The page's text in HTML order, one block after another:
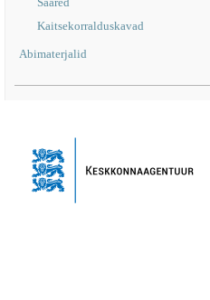
Kaitsekorralduskavad
Abimaterjalid